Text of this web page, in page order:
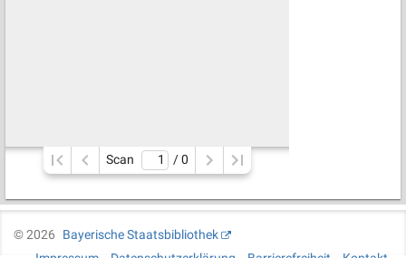
Scan / 0
©2026
Bayerische Staatsbibliothek